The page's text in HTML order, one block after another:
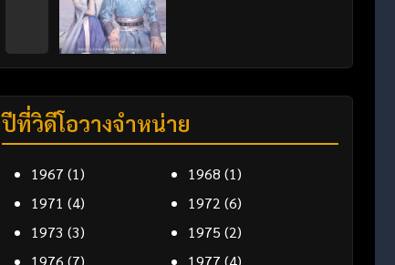
ปีที่วิดีโอวางจำหน่าย
1967 (1) 1968 (1)
1971 (4) 1972 (6)
1973 (3) 1975 (2)
1976 (7) 1977 (4)